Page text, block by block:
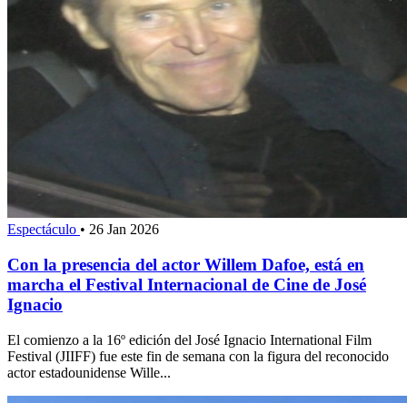
Espectáculo • 26 Jan 2026
Con la presencia del actor Willem Dafoe, está en
marcha el Festival Internacional de Cine de José
Ignacio
El comienzo a la 16º edición del José Ignacio International Film
Festival (JIIFF) fue este fin de semana con la figura del reconocido
actor estadounidense Wille...